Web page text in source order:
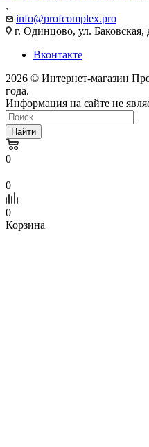
info@profcomplex.pro
г. Одинцово, ул. Баковская,
Вконтакте
2026 © Интернет-магазин
года.
Информация на сайте не
Найти
0
0
0
Корзина